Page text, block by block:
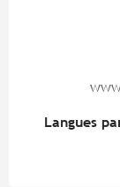
Langues
Langues